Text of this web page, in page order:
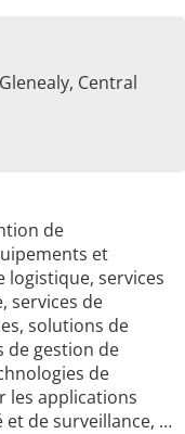
Central
de
et
logistique, services
services de
solutions de
de gestion de
de
les applications
de surveillance, …